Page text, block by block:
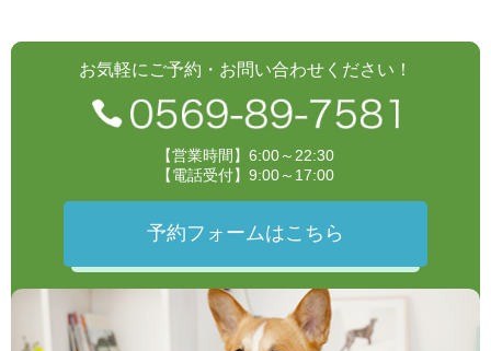
お気軽にご予約・お問い合わせください！
【営業時間】6:00～22:30
【電話受付】9:00～17:00
予約フォームはこちら